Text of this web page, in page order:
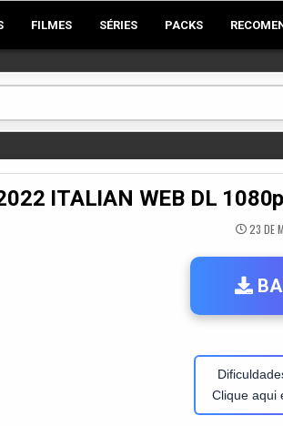
FILMES SÉRIES PACKS
ITALIAN WEB DL
23 DE
Clique aqui